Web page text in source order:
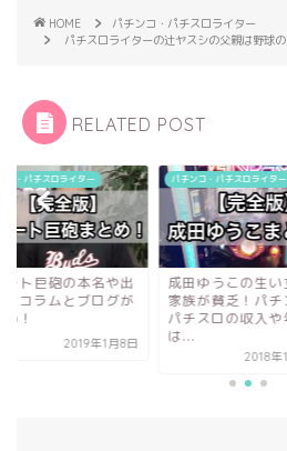
HOME
パチンコ・パチスロライター
パチスロライターの辻ヤスシの父親は野球
RELATED POST
コ・パチスロライター
ート巨砲の本名や出
？コラムとブログが
！
2019年1月8日
パチンコ・パチスロライター
成田ゆうこの生い
家族が貧乏！パチ
パチスロの収入や
は...
2018年